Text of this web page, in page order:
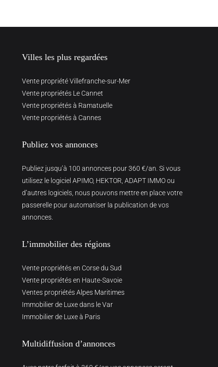
Villes les plus regardées
Vente propriété Villefranche-sur-Mer
Vente propriétés Le Cannet
Vente propriétés à Ramatuelle
Vente propriétés à Cannes
Publiez vos annonces
Publiez jusqu’à 100 annonces pour 360 €/an. Si vous
utilisez le logiciel APIMO, HEKTOR, ADAPT IMMO ou
d’autres logiciels, nous pouvons mettre en place votre
passerelle pour automatiser la publication de vos
annonces.
L’immobilier des régions
Vente propriétés en Corse du Sud
Vente propriétés en Haute-Savoie
Ventes propriétés Alpes Maritimes
Immobilier de Luxe dans le Var
Immobilier de Luxe à Paris
Multidiffusion d’annonces